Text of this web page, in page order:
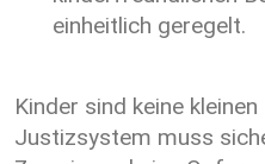
einheitlich geregelt.
Kinder sind keine
Justizsystem muss